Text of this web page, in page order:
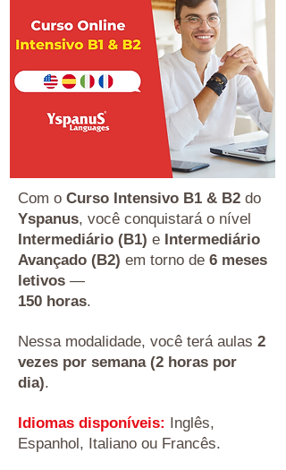
Com o Curso Intensivo B1 & B2 do
Yspanus, você conquistará o nível
Intermediário (B1) e Intermediário
Avançado (B2) em torno de 6 meses
letivos —
150 horas.
Nessa modalidade, você terá aulas 2
vezes por semana (2 horas por
dia).
Idiomas disponíveis: Inglês,
Espanhol, Italiano ou Francês.